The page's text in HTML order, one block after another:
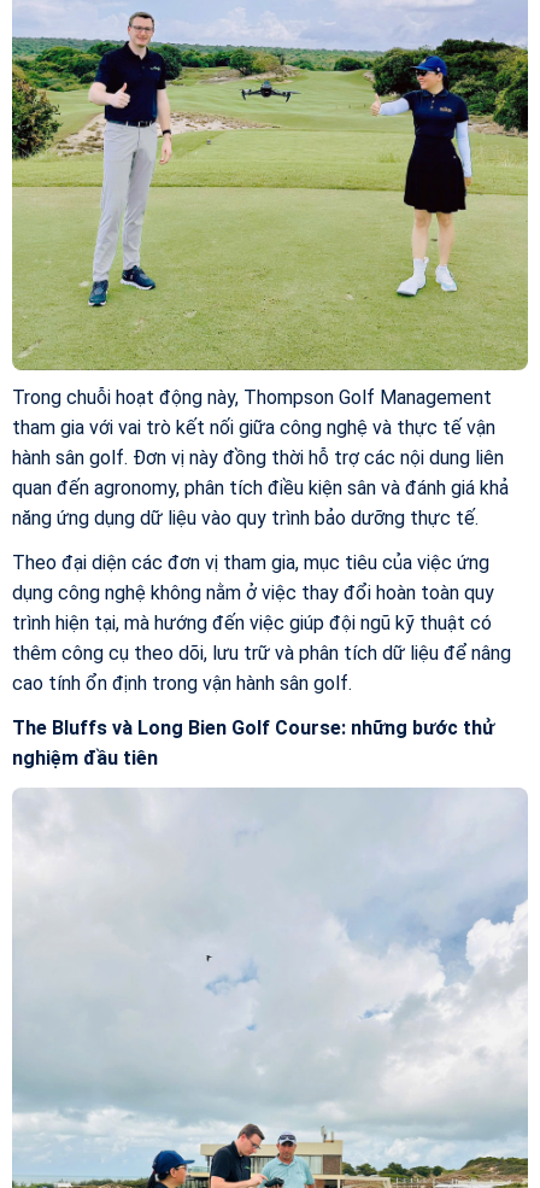
Trong chuỗi hoạt động này, Thompson Golf Management
tham gia với vai trò kết nối giữa công nghệ và thực tế vận
hành sân golf. Đơn vị này đồng thời hỗ trợ các nội dung liên
quan đến agronomy, phân tích điều kiện sân và đánh giá khả
năng ứng dụng dữ liệu vào quy trình bảo dưỡng thực tế.
Theo đại diện các đơn vị tham gia, mục tiêu của việc ứng
dụng công nghệ không nằm ở việc thay đổi hoàn toàn quy
trình hiện tại, mà hướng đến việc giúp đội ngũ kỹ thuật có
thêm công cụ theo dõi, lưu trữ và phân tích dữ liệu để nâng
cao tính ổn định trong vận hành sân golf.
The Bluffs và Long Bien Golf Course: những bước thử
nghiệm đầu tiên